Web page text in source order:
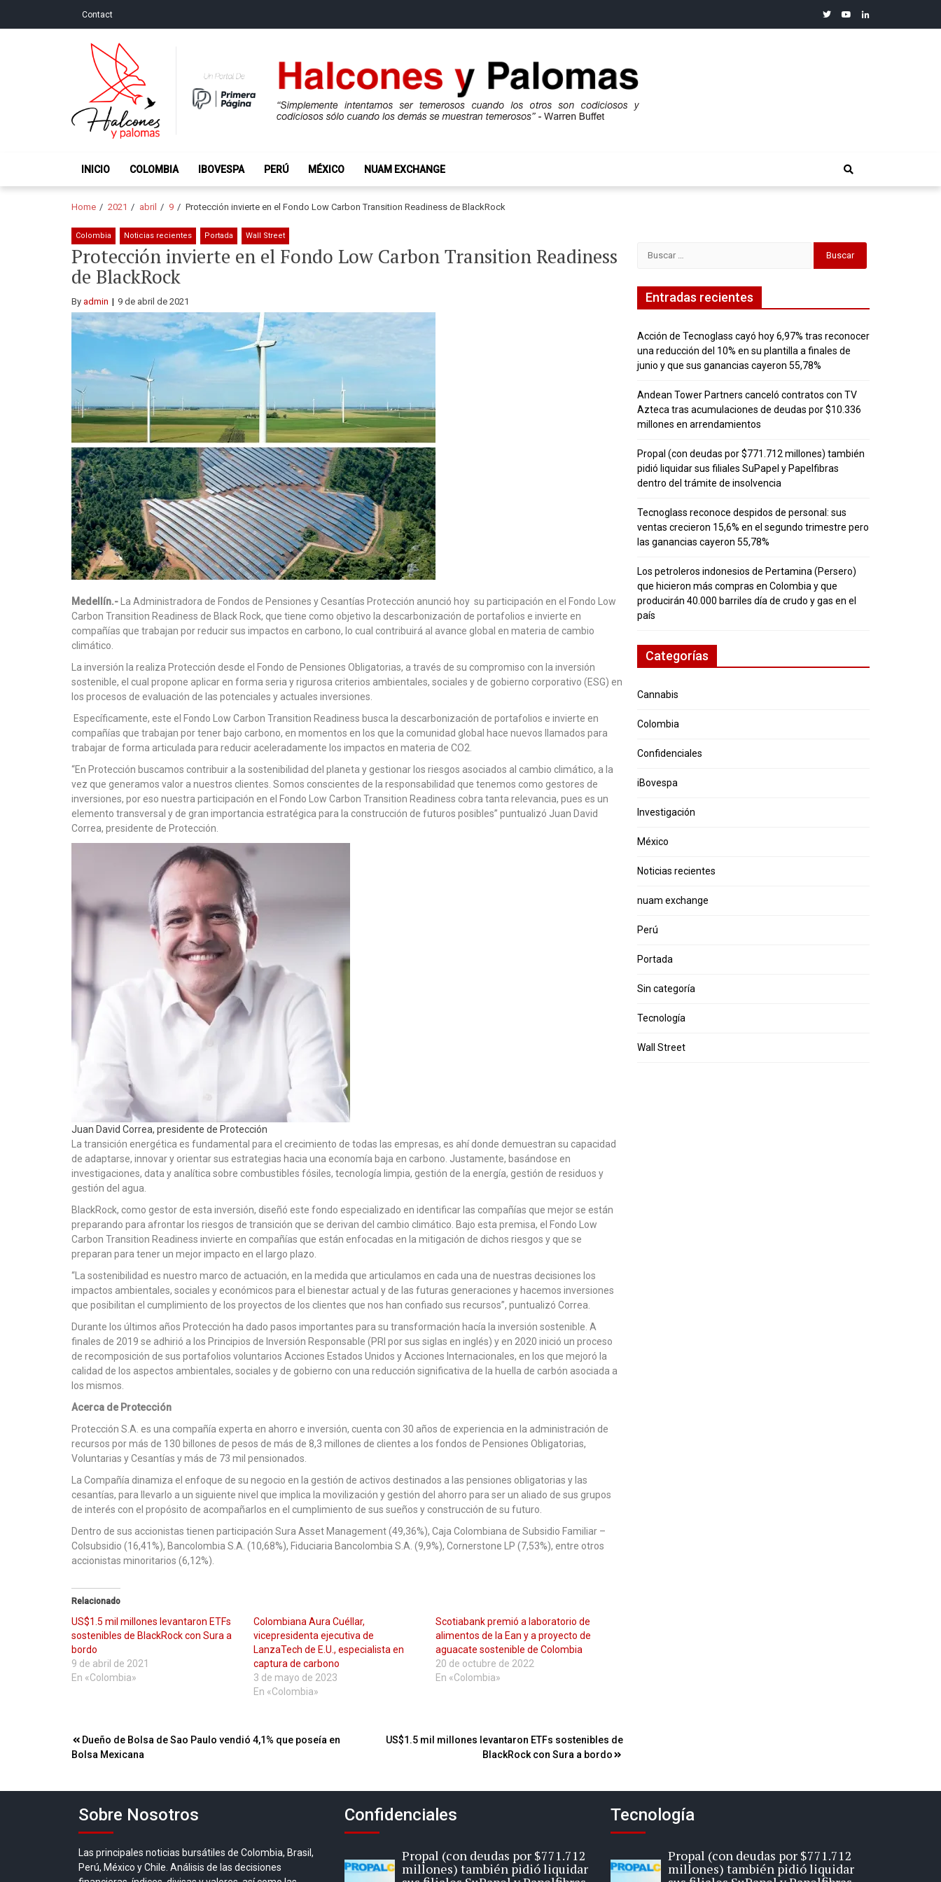
Contact twitteryoutubelinkedin
Halcones y Palomas
INICIO COLOMBIA IBOVESPA PERÚ MÉXICO NUAM EXCHANGE
Home 2021 abril 9 Protección invierte en el Fondo Low Carbon Transition Readiness de BlackRock
Colombia Noticias recientes Portada Wall Street
Protección invierte en el Fondo Low Carbon Transition Readiness
de BlackRock
By admin 9 de abril de 2021
Medellín.- La Administradora de Fondos de Pensiones y Cesantías Protección anunció hoy su participación en el Fondo Low
Carbon Transition Readiness de Black Rock, que tiene como objetivo la descarbonización de portafolios e invierte en
compañías que trabajan por reducir sus impactos en carbono, lo cual contribuirá al avance global en materia de cambio
climático.
La inversión la realiza Protección desde el Fondo de Pensiones Obligatorias, a través de su compromiso con la inversión
sostenible, el cual propone aplicar en forma seria y rigurosa criterios ambientales, sociales y de gobierno corporativo (ESG) en
los procesos de evaluación de las potenciales y actuales inversiones.
Específicamente, este el Fondo Low Carbon Transition Readiness busca la descarbonización de portafolios e invierte en
compañías que trabajan por tener bajo carbono, en momentos en los que la comunidad global hace nuevos llamados para
trabajar de forma articulada para reducir aceleradamente los impactos en materia de CO2.
“En Protección buscamos contribuir a la sostenibilidad del planeta y gestionar los riesgos asociados al cambio climático, a la
vez que generamos valor a nuestros clientes. Somos conscientes de la responsabilidad que tenemos como gestores de
inversiones, por eso nuestra participación en el Fondo Low Carbon Transition Readiness cobra tanta relevancia, pues es un
elemento transversal y de gran importancia estratégica para la construcción de futuros posibles” puntualizó Juan David
Correa, presidente de Protección.
Juan David Correa, presidente de Protección
La transición energética es fundamental para el crecimiento de todas las empresas, es ahí donde demuestran su capacidad
de adaptarse, innovar y orientar sus estrategias hacia una economía baja en carbono. Justamente, basándose en
investigaciones, data y analítica sobre combustibles fósiles, tecnología limpia, gestión de la energía, gestión de residuos y
gestión del agua.
BlackRock, como gestor de esta inversión, diseñó este fondo especializado en identificar las compañías que mejor se están
preparando para afrontar los riesgos de transición que se derivan del cambio climático. Bajo esta premisa, el Fondo Low
Carbon Transition Readiness invierte en compañías que están enfocadas en la mitigación de dichos riesgos y que se
preparan para tener un mejor impacto en el largo plazo.
“La sostenibilidad es nuestro marco de actuación, en la medida que articulamos en cada una de nuestras decisiones los
impactos ambientales, sociales y económicos para el bienestar actual y de las futuras generaciones y hacemos inversiones
que posibilitan el cumplimiento de los proyectos de los clientes que nos han confiado sus recursos”, puntualizó Correa.
Durante los últimos años Protección ha dado pasos importantes para su transformación hacía la inversión sostenible. A
finales de 2019 se adhirió a los Principios de Inversión Responsable (PRI por sus siglas en inglés) y en 2020 inició un proceso
de recomposición de sus portafolios voluntarios Acciones Estados Unidos y Acciones Internacionales, en los que mejoró la
calidad de los aspectos ambientales, sociales y de gobierno con una reducción significativa de la huella de carbón asociada a
los mismos.
Acerca de Protección
Protección S.A. es una compañía experta en ahorro e inversión, cuenta con 30 años de experiencia en la administración de
recursos por más de 130 billones de pesos de más de 8,3 millones de clientes a los fondos de Pensiones Obligatorias,
Voluntarias y Cesantías y más de 73 mil pensionados.
La Compañía dinamiza el enfoque de su negocio en la gestión de activos destinados a las pensiones obligatorias y las
cesantías, para llevarlo a un siguiente nivel que implica la movilización y gestión del ahorro para ser un aliado de sus grupos
de interés con el propósito de acompañarlos en el cumplimiento de sus sueños y construcción de su futuro.
Dentro de sus accionistas tienen participación Sura Asset Management (49,36%), Caja Colombiana de Subsidio Familiar –
Colsubsidio (16,41%), Bancolombia S.A. (10,68%), Fiduciaria Bancolombia S.A. (9,9%), Cornerstone LP (7,53%), entre otros
accionistas minoritarios (6,12%).
Relacionado
US$1.5 mil millones levantaron ETFs
sostenibles de BlackRock con Sura a
bordo
9 de abril de 2021
En «Colombia»
Colombiana Aura Cuéllar,
vicepresidenta ejecutiva de
LanzaTech de E.U., especialista en
captura de carbono
3 de mayo de 2023
En «Colombia»
Scotiabank premió a laboratorio de
alimentos de la Ean y a proyecto de
aguacate sostenible de Colombia
20 de octubre de 2022
En «Colombia»
Navegación
de
entradas
Dueño de Bolsa de Sao Paulo vendió 4,1% que poseía en
Bolsa Mexicana
US$1.5 mil millones levantaron ETFs sostenibles de
BlackRock con Sura a bordo
Entradas recientes
Acción de Tecnoglass cayó hoy 6,97% tras reconocer
una reducción del 10% en su plantilla a finales de
junio y que sus ganancias cayeron 55,78%
Andean Tower Partners canceló contratos con TV
Azteca tras acumulaciones de deudas por $10.336
millones en arrendamientos
Propal (con deudas por $771.712 millones) también
pidió liquidar sus filiales SuPapel y Papelfibras
dentro del trámite de insolvencia
Tecnoglass reconoce despidos de personal: sus
ventas crecieron 15,6% en el segundo trimestre pero
las ganancias cayeron 55,78%
Los petroleros indonesios de Pertamina (Persero)
que hicieron más compras en Colombia y que
producirán 40.000 barriles día de crudo y gas en el
país
Categorías
Cannabis
Colombia
Confidenciales
iBovespa
Investigación
México
Noticias recientes
nuam exchange
Perú
Portada
Sin categoría
Tecnología
Wall Street
Sobre Nosotros
Las principales noticias bursátiles de Colombia, Brasil,
Perú, México y Chile. Análisis de las decisiones
Confidenciales
Propal (con deudas por $771.712
millones) también pidió liquidar
Tecnología
Propal (con deudas por $771.712
millones) también pidió liquidar